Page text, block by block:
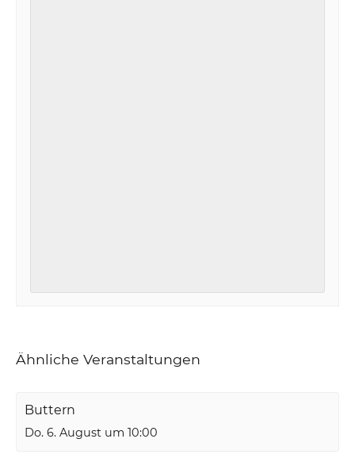
Ähnliche Veranstaltungen
Buttern
Do. 6. August um 10:00